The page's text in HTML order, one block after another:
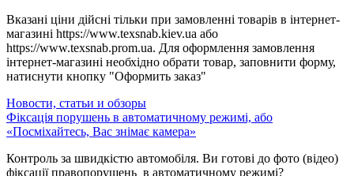
Вказані ціни дійсні тільки при замовленні товарів в інтернет-
магазині https://www.texsnab.kiev.ua або
https://www.texsnab.prom.ua. Для оформлення замовлення
інтернет-магазині необхідно обрати товар, заповнити форму,
натиснути кнопку "Оформить заказ"
Новости, статьи и обзоры
Фіксація порушень в автоматичному режимі, або
«Посміхайтесь, Вас знімає камера»
Контроль за швидкістю автомобіля. Ви готові до фото (відео)
фіксації правопорушень в автоматичному режимі?